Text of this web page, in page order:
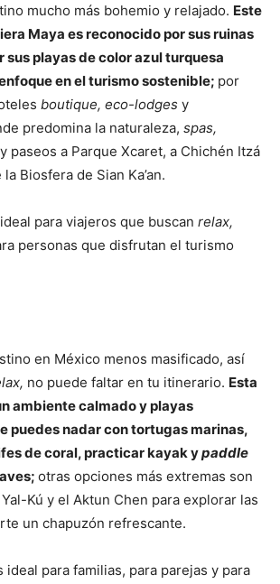
mucho más bohemio y relajado. Este
Maya es reconocido por sus ruinas
sus playas de color azul turquesa
en el turismo sostenible; por
boutique, eco-lodges y
predomina la naturaleza, spas,
paseos a Parque Xcaret, a Chichén Itzá
Biosfera de Sian Ka’an.
para viajeros que buscan relax,
personas que disfrutan el turismo
en México menos masificado, así
no puede faltar en tu itinerario. Esta
ambiente calmado y playas
puedes nadar con tortugas marinas,
de coral, practicar kayak ypaddle
otras opciones más extremas son
Kú y el Aktun Chen para explorar las
un chapuzón refrescante.
ideal para familias, para parejas y para